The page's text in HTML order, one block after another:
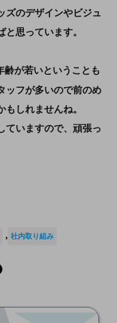
ズのデザインやビジュ
思っています。
齢が若いということも
ッフが多いので前のめ
しれませんね。
ていますので、頑張っ
, 社内取り組み